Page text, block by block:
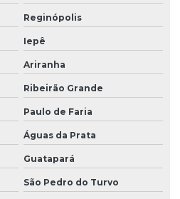
Reginópolis
Iepê
Ariranha
Ribeirão Grande
Paulo de Faria
Águas da Prata
Guatapará
São Pedro do Turvo